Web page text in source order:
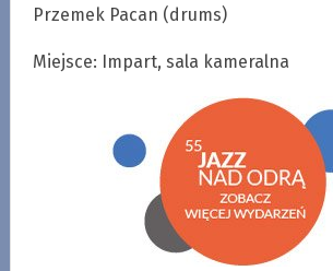
Przemek Pacan (drums)
Miejsce: Impart, sala kameralna